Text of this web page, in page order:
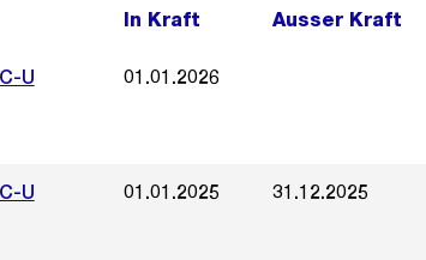
In Kraft Ausser Kraft
U
01.01.2026
U
01.01.2025 31.12.2025